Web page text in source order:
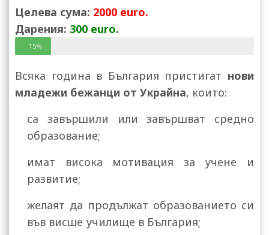
Целева сума: 2000 euro.
Дарения: 300 euro.
15%
Всяка година в България пристигат нови
младежи бежанци от Украйна, които:
са завършили или завършват средно
образование;
имат висока мотивация за учене и
развитие;
желаят да продължат образованието си
във висше училище в България;